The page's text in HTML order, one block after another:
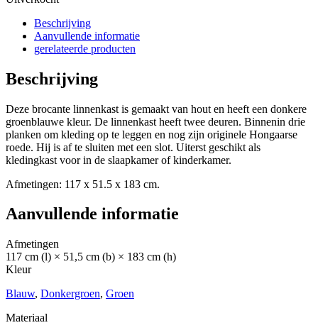
Beschrijving
Aanvullende informatie
gerelateerde producten
Beschrijving
Deze brocante linnenkast is gemaakt van hout en heeft een donkere
groenblauwe kleur. De linnenkast heeft twee deuren. Binnenin drie
planken om kleding op te leggen en nog zijn originele Hongaarse
roede. Hij is af te sluiten met een slot. Uiterst geschikt als
kledingkast voor in de slaapkamer of kinderkamer.
Afmetingen: 117 x 51.5 x 183 cm.
Aanvullende informatie
Afmetingen
117 cm (l) × 51,5 cm (b) × 183 cm (h)
Kleur
Blauw, Donkergroen, Groen
Materiaal